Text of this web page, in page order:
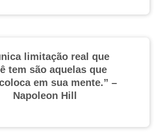
limitação real que
tem são aquelas que
em sua mente.” –
Napoleon Hill